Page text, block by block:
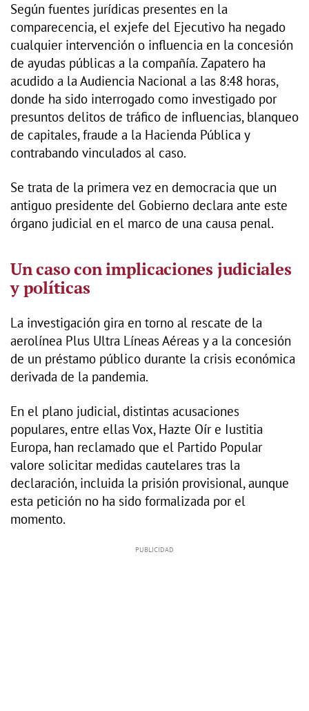
Según fuentes jurídicas presentes en la
comparecencia, el exjefe del Ejecutivo ha negado
cualquier intervención o influencia en la concesión
de ayudas públicas a la compañía. Zapatero ha
acudido a la Audiencia Nacional a las 8:48 horas,
donde ha sido interrogado como investigado por
presuntos delitos de tráfico de influencias, blanqueo
de capitales, fraude a la Hacienda Pública y
contrabando vinculados al caso.
Se trata de la primera vez en democracia que un
antiguo presidente del Gobierno declara ante este
órgano judicial en el marco de una causa penal.
Un caso con implicaciones judiciales
y políticas
La investigación gira en torno al rescate de la
aerolínea Plus Ultra Líneas Aéreas y a la concesión
de un préstamo público durante la crisis económica
derivada de la pandemia.
En el plano judicial, distintas acusaciones
populares, entre ellas Vox, Hazte Oír e Iustitia
Europa, han reclamado que el Partido Popular
valore solicitar medidas cautelares tras la
declaración, incluida la prisión provisional, aunque
esta petición no ha sido formalizada por el
momento.